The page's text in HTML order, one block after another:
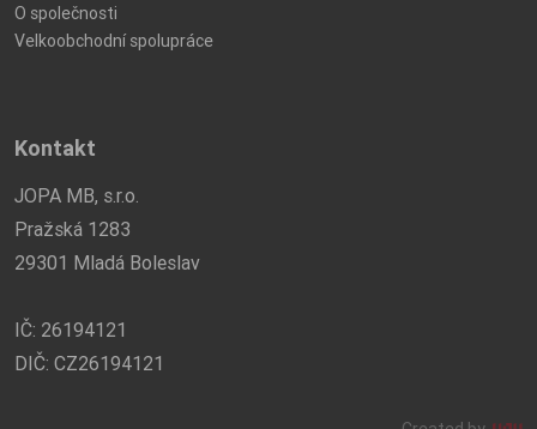
O společnosti
Velkoobchodní spolupráce
Kontakt
JOPA MB, s.r.o.
Pražská 1283
29301 Mladá Boleslav
IČ: 26194121
DIČ: CZ26194121